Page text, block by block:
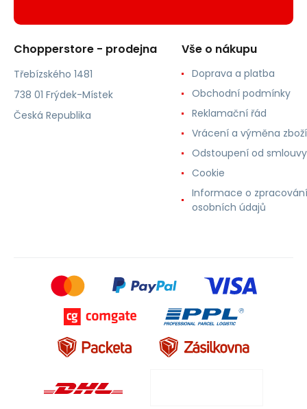
Chopperstore - prodejna
Třebízského 1481
738 01 Frýdek-Místek
Česká Republika
Vše o nákupu
Doprava a platba
Obchodní podmínky
Reklamační řád
Vrácení a výměna zboží
Odstoupení od smlouvy
Cookie
Informace o zpracování
osobních údajů